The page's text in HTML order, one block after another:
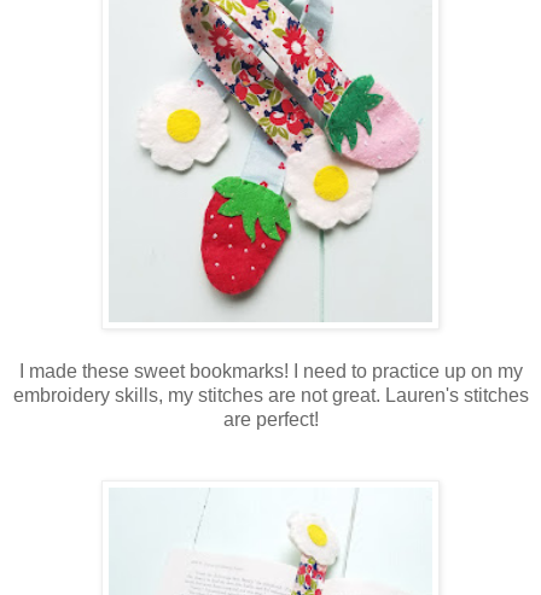
I made these sweet bookmarks! I need to practice up on my
embroidery skills, my stitches are not great. Lauren's stitches
are perfect!